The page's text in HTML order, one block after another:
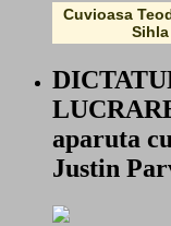
Cuvioasa
Sihla
aparuta
Justin